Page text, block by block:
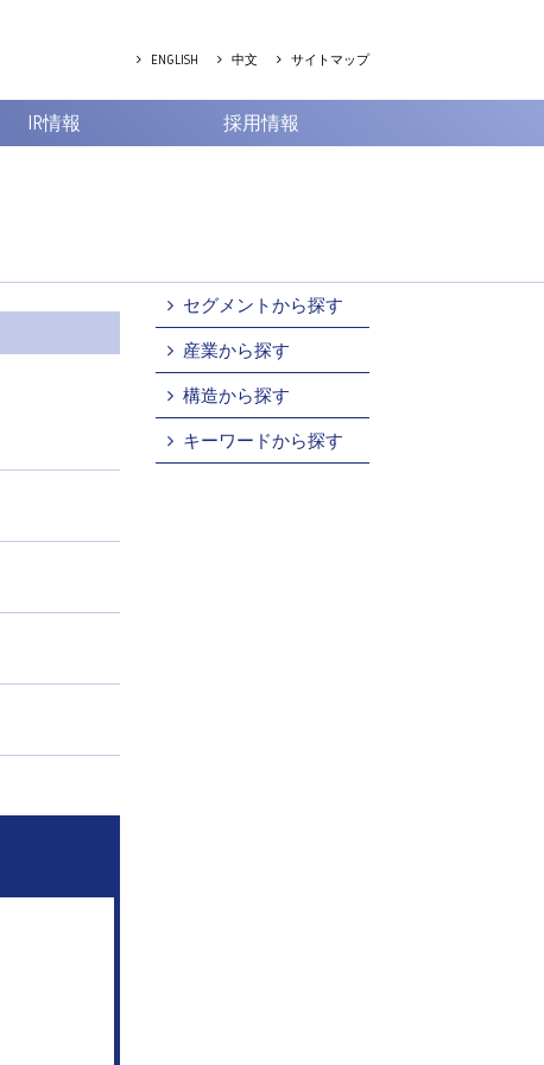
ENGLISH 中文 サイトマップ
IR情報 採用情報
セグメントから探す
産業から探す
構造から探す
キーワードから探す